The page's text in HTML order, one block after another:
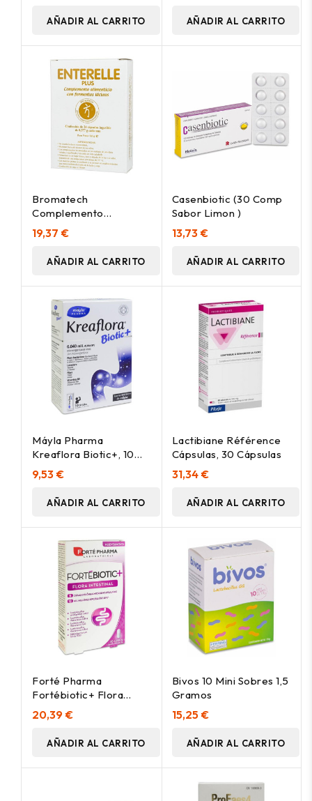
AÑADIR AL CARRITO AÑADIR AL CARRITO
Bromatech
Complemento
Alimenticio Enterelle
Plus 24 Caps
19,37 €
AÑADIR AL CARRITO
Casenbiotic (30 Comp
Sabor Limon )
13,73 €
AÑADIR AL CARRITO
Máyla Pharma
Kreaflora Biotic+, 10
Sticks
9,53 €
AÑADIR AL CARRITO
Lactibiane Référence
Cápsulas, 30 Cápsulas
31,34 €
AÑADIR AL CARRITO
Forté Pharma
Fortébiotic+ Flora
Intestinal, 30 Cápsulas
20,39 €
AÑADIR AL CARRITO
Bivos 10 Mini Sobres 1,5
Gramos
15,25 €
AÑADIR AL CARRITO